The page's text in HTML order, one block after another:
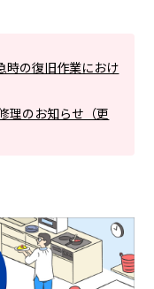
時の復旧作業におけ
理のお知らせ（更